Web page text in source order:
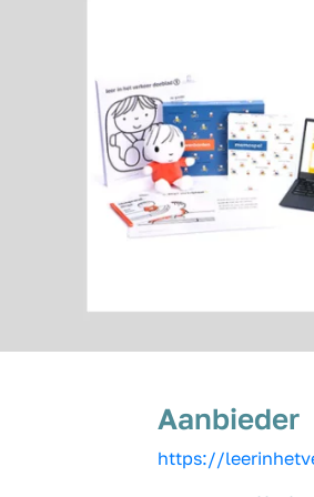
Aanbieder
https://